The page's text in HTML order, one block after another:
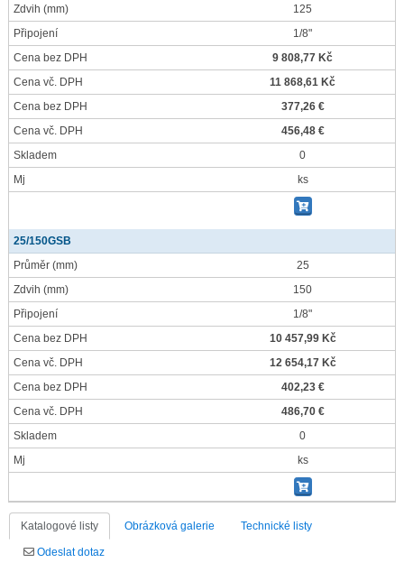
Zdvih (mm)
125
Připojení
1/8"
Cena bez DPH
9 808,77 Kč
Cena vč. DPH
11 868,61 Kč
Cena bez DPH
377,26 €
Cena vč. DPH
456,48 €
Skladem
0
Mj
ks
25/150GSB
Průměr (mm)
25
Zdvih (mm)
150
Připojení
1/8"
Cena bez DPH
10 457,99 Kč
Cena vč. DPH
12 654,17 Kč
Cena bez DPH
402,23 €
Cena vč. DPH
486,70 €
Skladem
0
Mj
ks
Katalogové listy Obrázková galerie Technické listy
Odeslat dotaz